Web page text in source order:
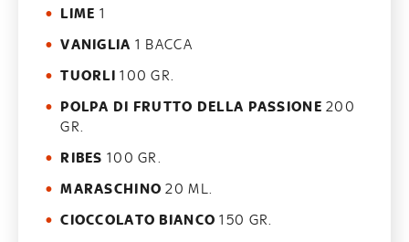
LIME 1
VANIGLIA 1 BACCA
TUORLI 100 GR.
POLPA DI FRUTTO DELLA PASSIONE 200
GR.
RIBES 100 GR.
MARASCHINO 20 ML.
CIOCCOLATO BIANCO 150 GR.